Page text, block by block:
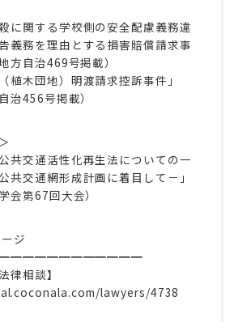
に関する学校側の安全配慮義務違
義務を理由とする損害賠償請求事
方自治469号掲載）
植木団地）明渡請求控訴事件」
治456号掲載）
共交通活性化再生法についての一
共交通網形成計画に着目して－」
会第67回大会）
ジ
律相談】
lawyers/4738